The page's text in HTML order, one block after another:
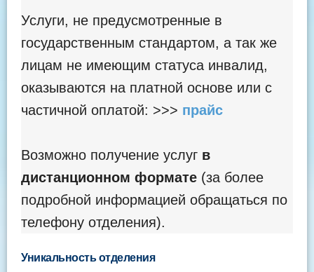
Услуги, не предусмотренные в
государственным стандартом, а так же
лицам не имеющим статуса инвалид,
оказываются на платной основе или с
частичной оплатой: >>> прайс
Возможно получение услуг в
дистанционном формате (за более
подробной информацией обращаться по
телефону отделения).
Уникальность отделения